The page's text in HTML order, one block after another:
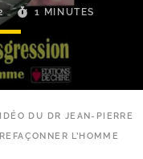
1 MINUTES
DU DR JEAN-PIERRE
L’HOMME